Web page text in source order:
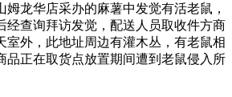
姆龙华店采办的麻薯中发觉有活老鼠，
经查询拜访发觉，配送人员取收件方商
室外，此地址周边有灌木丛，有老鼠相
品正在取货点放置期间遭到老鼠侵入所